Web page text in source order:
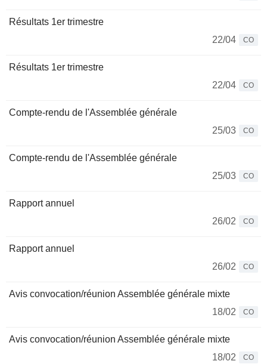
Résultats 1er trimestre
22/04
CO
Résultats 1er trimestre
22/04
CO
Compte-rendu de l'Assemblée générale
25/03
CO
Compte-rendu de l'Assemblée générale
25/03
CO
Rapport annuel
26/02
CO
Rapport annuel
26/02
CO
Avis convocation/réunion Assemblée générale mixte
18/02
CO
Avis convocation/réunion Assemblée générale mixte
18/02
CO